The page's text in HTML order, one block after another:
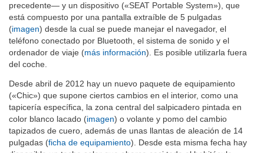
precedente— y un dispositivo («SEAT Portable System»), que
está compuesto por una pantalla extraíble de 5 pulgadas
(imagen) desde la cual se puede manejar el navegador, el
teléfono conectado por Bluetooth, el sistema de sonido y el
ordenador de viaje (más información). Es posible utilizarla fuera
del coche.
Desde abril de 2012 hay un nuevo paquete de equipamiento
(«Chic») que supone ciertos cambios en el interior, como una
tapicería específica, la zona central del salpicadero pintada en
color blanco lacado (imagen) o volante y pomo del cambio
tapizados de cuero, además de unas llantas de aleación de 14
pulgadas (ficha de equipamiento). Desde esta misma fecha hay